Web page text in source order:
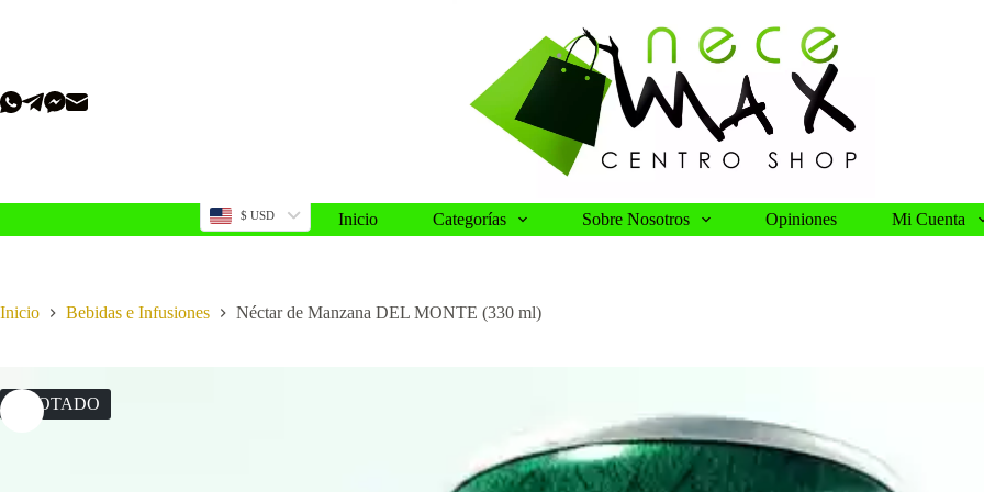
$ USD Inicio Categorías Sobre Nosotros Opiniones Mi Cuenta
Inicio Bebidas e Infusiones Néctar de Manzana DEL MONTE (330 ml)
AGOTADO